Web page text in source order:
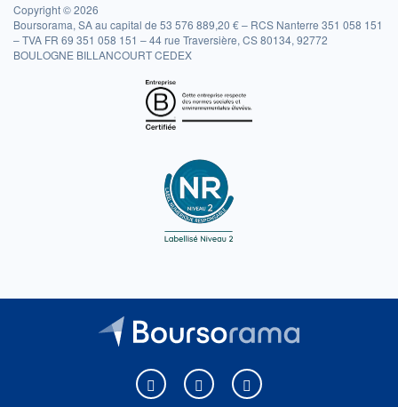
Copyright © 2026
Boursorama, SA au capital de 53 576 889,20 € – RCS Nanterre 351 058 151
– TVA FR 69 351 058 151 – 44 rue Traversière, CS 80134, 92772
BOULOGNE BILLANCOURT CEDEX
Boursorama sur Facebook
Boursorama sur XBoursorama sur